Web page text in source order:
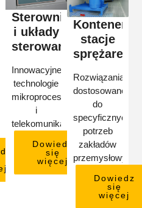
Sterowniki
i układy
sterowania
Innowacyjne
technologie
mikroprocesorowe
i
telekomunikacyjne.
Dowiedz
się
więcej
stacje
sprężarek
Rozwiązania
dostosowane
do
specyficznych
potrzeb
zakładów
przemysłowych.
Dowiedz
się
więcej